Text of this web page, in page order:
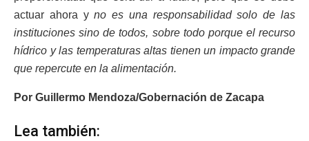
actuar ahora yno es una responsabilidad solo de las
instituciones sino de todos, sobre todo porque el recurso
hídrico y las temperaturas altas tienen un impacto grande
que repercute en la alimentación.
Por Guillermo Mendoza/Gobernación de Zacapa
Lea también: